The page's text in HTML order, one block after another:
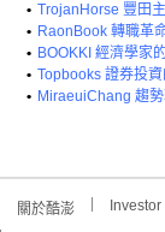
• TrojanHorse 豐田
• RaonBook 轉職革
• BOOKKI 經濟學家
• Topbooks 證券投
• MiraeuiChang 趨
關於酷澎